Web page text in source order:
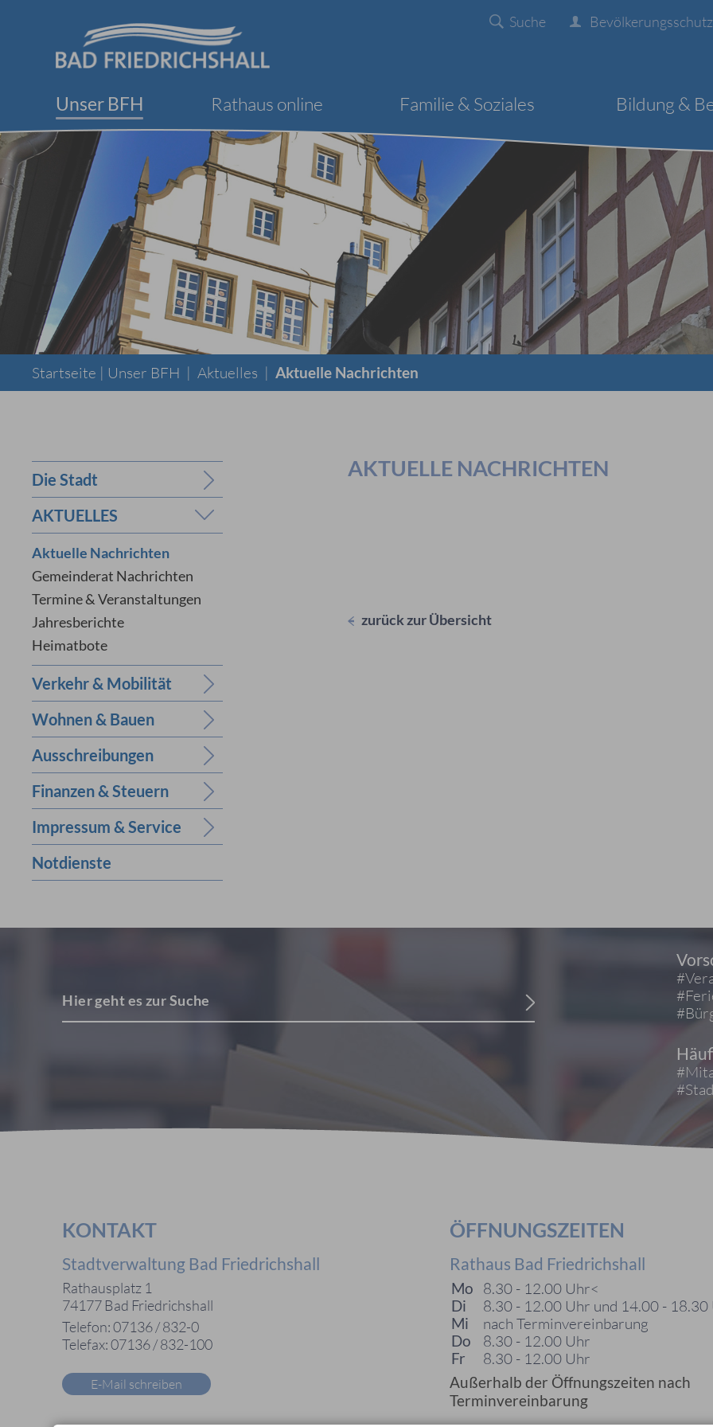
Bevölkerungsschutz
Suche
Unser BFH Rathaus online Familie & Soziales Bildung &
Startseite | Unser BFH |Aktuelles |Aktuelle Nachrichten
Die Stadt
AKTUELLES
Aktuelle Nachrichten
Gemeinderat Nachrichten
Termine & Veranstaltungen
Jahresberichte
Heimatbote
Verkehr & Mobilität
Wohnen & Bauen
Ausschreibungen
Finanzen & Steuern
Impressum & Service
Notdienste
AKTUELLE NACHRICHTEN
zurück zur Übersicht
Hier geht es zur Suche
KONTAKT
Stadtverwaltung Bad Friedrichshall
Rathausplatz 1
74177 Bad Friedrichshall
Telefon: 07136 / 832-0
Telefax: 07136 / 832-100
E-Mail schreiben
ÖFFNUNGSZEITEN
Rathaus Bad Friedrichshall
Mo 8.30 - 12.00 Uhr<
Di 8.30 - 12.00 Uhr und 14.00 - 18.30
Mi nach Terminvereinbarung
Do 8.30 - 12.00 Uhr
Fr 8.30 - 12.00 Uhr
Außerhalb der Öffnungszeiten nach
Terminvereinbarung